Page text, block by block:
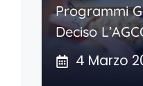
Programmi
Deciso
4 Marzo